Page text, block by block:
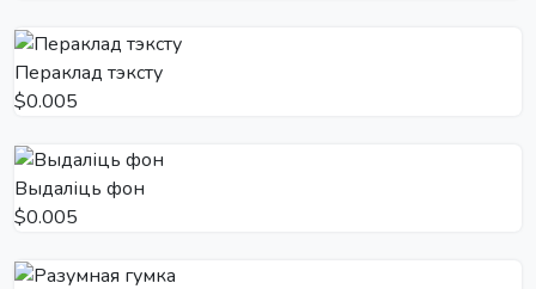
Пераклад тэксту
$0.005
Выдаліць фон
$0.005